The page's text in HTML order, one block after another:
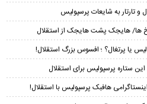
تارتار به شایعات پرسپولیس
ها/ هایجک پشت هایجک از استقلال
یا پرتغال؟ ؛ افسوس بزرگ استقلال!
ستاره پرسپولیس برای استقلال
هافبک پرسپولیس با استقلال!